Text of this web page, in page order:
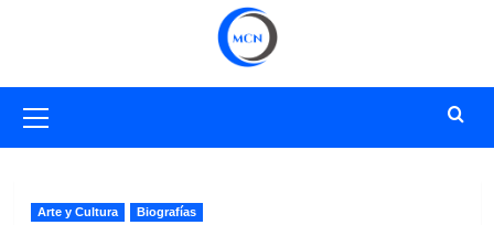
primario
Arte y Cultura Biografías